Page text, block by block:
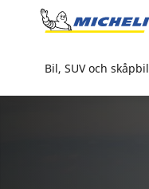
Go to page content
Bil, SUV och skåpbil